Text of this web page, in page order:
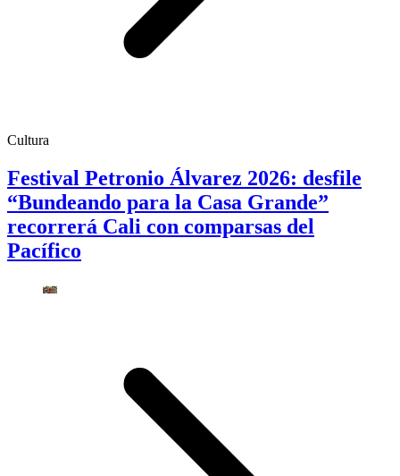
Cultura
Festival Petronio Álvarez 2026: desfile
“Bundeando para la Casa Grande”
recorrerá Cali con comparsas del
Pacífico